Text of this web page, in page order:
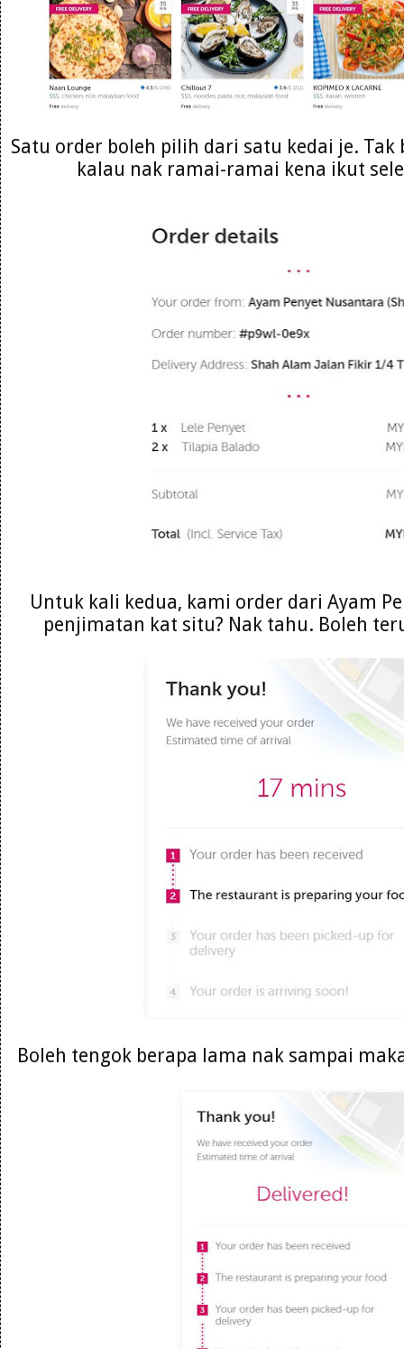
Satu order boleh pilih dari satu kedai je. Tak
kalau nak ramai-ramai kena ikut
Untuk kali kedua, kami order dari Ayam
penjimatan kat situ? Nak tahu. Boleh
Boleh tengok berapa lama nak sampai